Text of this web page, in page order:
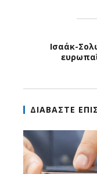
Ισαάκ-
ΔΙΑΒΑΣΤΕ